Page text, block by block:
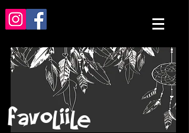
favoliile